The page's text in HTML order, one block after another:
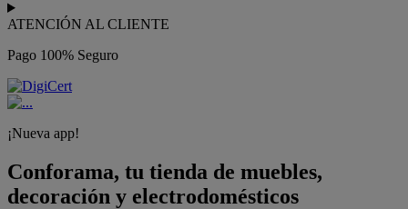
ATENCIÓN AL CLIENTE
Pago 100% Seguro
¡Nueva app!
Conforama, tu tienda de muebles,
decoración y electrodomésticos